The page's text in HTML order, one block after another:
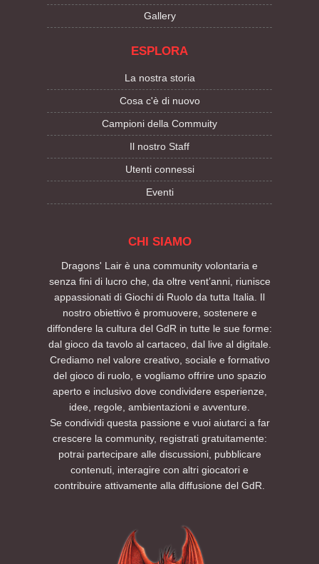
Gallery
ESPLORA
La nostra storia
Cosa c'è di nuovo
Campioni della Commuity
Il nostro Staff
Utenti connessi
Eventi
CHI SIAMO
Dragons' Lair è una community volontaria e
senza fini di lucro che, da oltre vent’anni, riunisce
appassionati di Giochi di Ruolo da tutta Italia. Il
nostro obiettivo è promuovere, sostenere e
diffondere la cultura del GdR in tutte le sue forme:
dal gioco da tavolo al cartaceo, dal live al digitale.
Crediamo nel valore creativo, sociale e formativo
del gioco di ruolo, e vogliamo offrire uno spazio
aperto e inclusivo dove condividere esperienze,
idee, regole, ambientazioni e avventure.
Se condividi questa passione e vuoi aiutarci a far
crescere la community, registrati gratuitamente:
potrai partecipare alle discussioni, pubblicare
contenuti, interagire con altri giocatori e
contribuire attivamente alla diffusione del GdR.